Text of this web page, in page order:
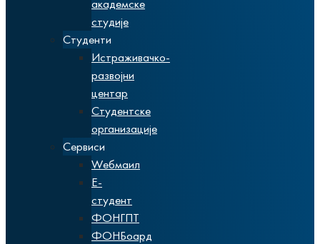
академске
студије
Студенти
Истраживачко-
развојни
центар
Студентске
организације
Сервиси
Wебмаил
Е-
студент
ФОНГПТ
ФОНБоард